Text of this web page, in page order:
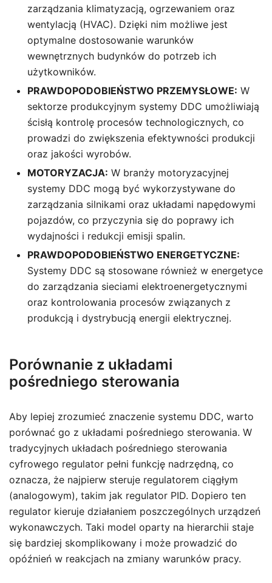
zarządzania klimatyzacją, ogrzewaniem oraz
wentylacją (HVAC). Dzięki nim możliwe jest
optymalne dostosowanie warunków
wewnętrznych budynków do potrzeb ich
użytkowników.
PRAWDOPODOBIEŃSTWO PRZEMYSŁOWE: W
sektorze produkcyjnym systemy DDC umożliwiają
ścisłą kontrolę procesów technologicznych, co
prowadzi do zwiększenia efektywności produkcji
oraz jakości wyrobów.
MOTORYZACJA: W branży motoryzacyjnej
systemy DDC mogą być wykorzystywane do
zarządzania silnikami oraz układami napędowymi
pojazdów, co przyczynia się do poprawy ich
wydajności i redukcji emisji spalin.
PRAWDOPODOBIEŃSTWO ENERGETYCZNE:
Systemy DDC są stosowane również w energetyce
do zarządzania sieciami elektroenergetycznymi
oraz kontrolowania procesów związanych z
produkcją i dystrybucją energii elektrycznej.
Porównanie z układami
pośredniego sterowania
Aby lepiej zrozumieć znaczenie systemu DDC, warto
porównać go z układami pośredniego sterowania. W
tradycyjnych układach pośredniego sterowania
cyfrowego regulator pełni funkcję nadrzędną, co
oznacza, że najpierw steruje regulatorem ciągłym
(analogowym), takim jak regulator PID. Dopiero ten
regulator kieruje działaniem poszczególnych urządzeń
wykonawczych. Taki model oparty na hierarchii staje
się bardziej skomplikowany i może prowadzić do
opóźnień w reakcjach na zmiany warunków pracy.